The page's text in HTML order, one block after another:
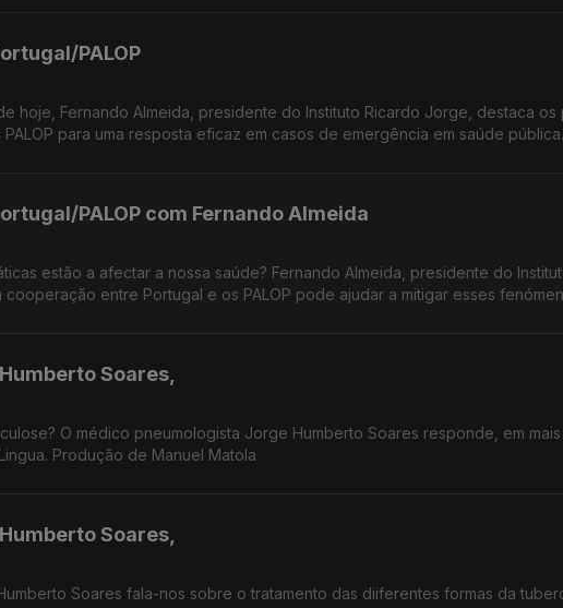
PALOP
hoje, Fernando Almeida, presidente do Instituto Ricardo Jorge, destaca os
para uma resposta eficaz em casos de emergência em saúde pública.
PALOP com Fernando Almeida
estão a afectar a nossa saúde? Fernando Almeida, presidente do
entre Portugal e os PALOP pode ajudar a mitigar esses
Soares,
O médico pneumologista Jorge Humberto Soares responde, em mais
Produção de Manuel Matola
Soares,
Soares fala-nos sobre o tratamento das diiferentes formas da